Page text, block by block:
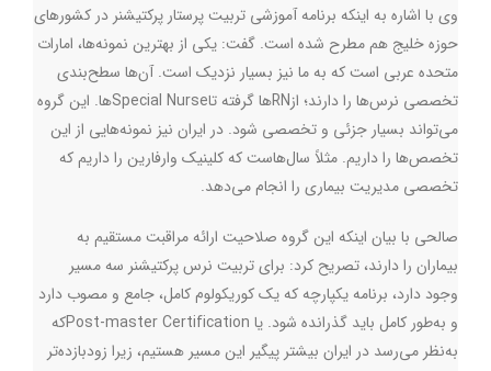
وی با اشاره به اینکه برنامه آموزشی تربیت پرستار پرکتیشنر در کشورهای
حوزه خلیج هم مطرح شده است. گفت: یکی از بهترین نمونه‌ها، امارات
متحده عربی است که به ما نیز بسیار نزدیک است. آن‌ها سطح‌بندی
تخصصی نرس‌ها را دارند؛ ازRNها گرفته تاSpecial Nurseها. این گروه
می‌تواند بسیار جزئی‌ و تخصصی شود. در ایران نیز نمونه‌هایی از این
تخصص‌ها را داریم. مثلاً سال‌هاست که کلینیک وارفارین را داریم که
تخصصی مدیریت بیماری را انجام می‌دهد.
صالحی با بیان اینکه این گروه صلاحیت ارائه مراقبت مستقیم به
بیماران را دارند، تصریح کرد: برای تربیت نرس پرکتیشنر سه مسیر
وجود دارد، برنامه یکپارچه که یک کوریکولوم کامل، جامع و مصوب دارد
و به‌طور کامل باید گذرانده شود. یا Post-master Certificationکه
به‌نظر می‌رسد در ایران بیشتر پیگیر این مسیر هستیم، زیرا زودبازده‌تر